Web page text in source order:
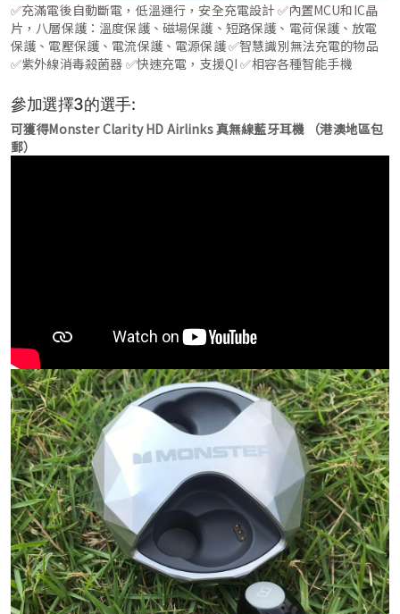
✅充滿電後自動斷電，低溫運行，安全充電設計 ✅內置MCU和IC晶
片，八層保護：溫度保護、磁場保護、短路保護、電荷保護、放電
保護、電壓保護、電流保護、電源保護 ✅智慧識別無法充電的物品
✅紫外線消毒殺菌器 ✅快速充電，支援QI ✅相容各種智能手機
參加選擇3的選手:
可獲得Monster Clarity HD Airlinks 真無線藍牙耳機 （港澳地區包
郵）